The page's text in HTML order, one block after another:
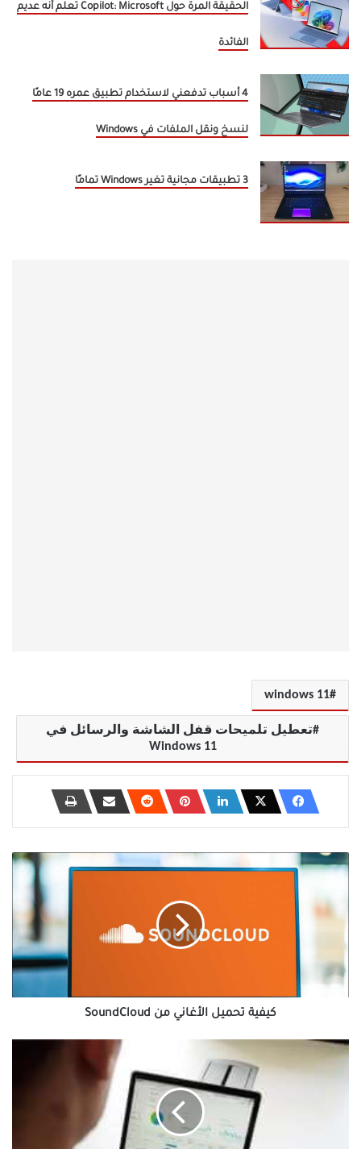
الحقيقة المرة حول Copilot: Microsoft تعلم أنه عديم
الفائدة
4 أسباب تدفعني لاستخدام تطبيق عمره 19 عامًا
لنسخ ونقل الملفات في Windows
3 تطبيقات مجانية تغير Windows تمامًا
windows 11
تعطيل تلميحات قفل الشاشة والرسائل في
Windows 11
كيفية
SoundCloud
كيفية تحميل الأغاني من SoundCloud
كيفية